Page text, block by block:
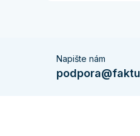
Napište nám